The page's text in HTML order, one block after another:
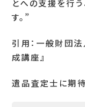
とへの支援を行
す。 ”
引用： 一般財団
成講座』
遺品査定士に期待